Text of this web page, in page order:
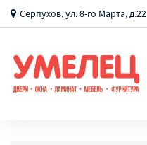
Серпухов, ул. 8-го Марта, д.22